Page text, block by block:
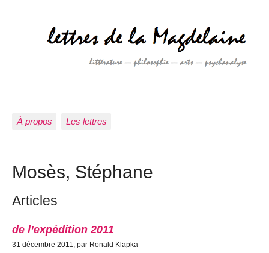
À propos Les lettres
Mosès, Stéphane
Articles
de l’expédition 2011
31 décembre 2011, par Ronald Klapka